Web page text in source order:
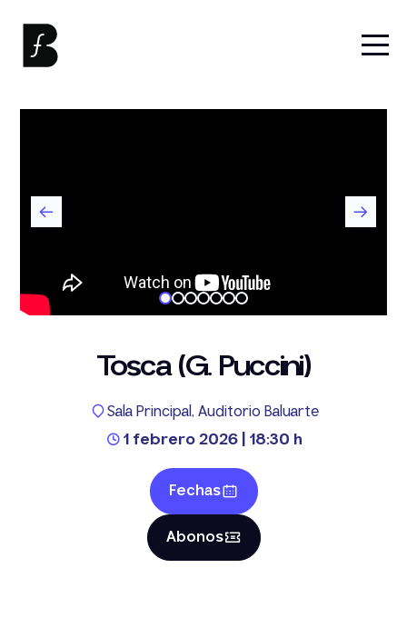
Tosca (G. Puccini)
Sala Principal, Auditorio Baluarte
1 febrero 2026 | 18:30 h
Fechas
Abonos